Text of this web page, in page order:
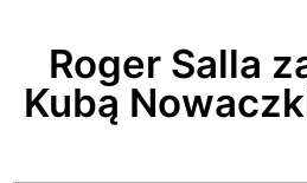
Roger Salla
Kubą